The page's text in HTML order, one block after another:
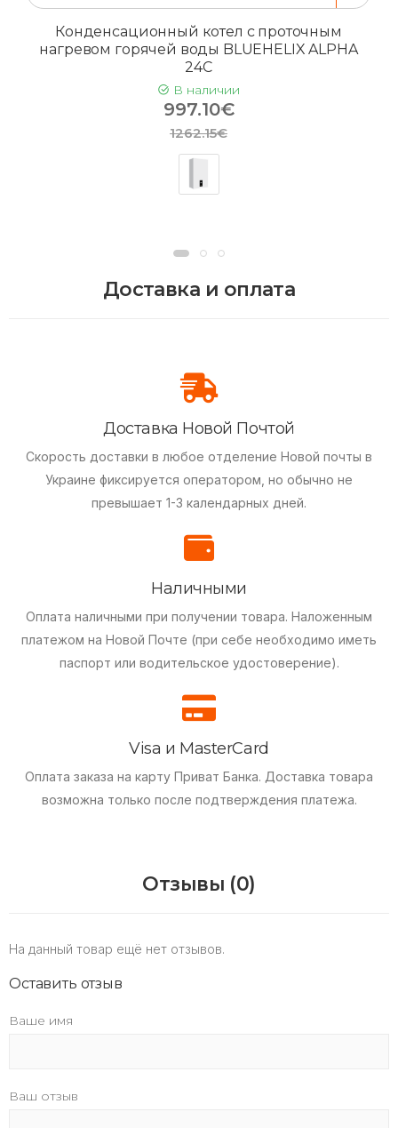
Конденсационный котел с проточным
нагревом горячей воды BLUEHELIX ALPHA
24C
В наличии
997.10€
1262.15€
Доставка и оплата
Доставка Новой Почтой
Скорость доставки в любое отделение Новой почты в
Украине фиксируется оператором, но обычно не
превышает 1-3 календарных дней.
Наличными
Оплата наличными при получении товара. Наложенным
платежом на Новой Почте (при себе необходимо иметь
паспорт или водительское удостоверение).
Visa и MasterCard
Оплата заказа на карту Приват Банка. Доставка товара
возможна только после подтверждения платежа.
Отзывы (0)
На данный товар ещё нет отзывов.
Оставить отзыв
Ваше имя
Ваш отзыв